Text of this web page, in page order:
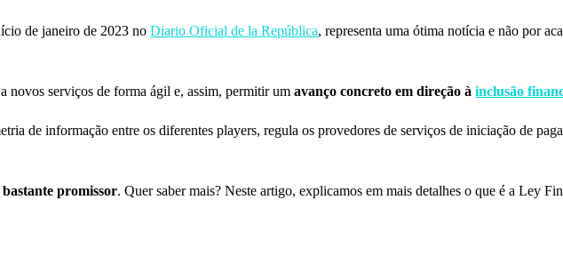
de janeiro de 2023 noDiario Oficial de la República, representa uma ótima notícia e não por
novos serviços de forma ágil e, assim, permitir umavanço concreto em direção àinclusão
de informação entre os diferentes players, regula os provedores de serviços de iniciação de
promissor. Quer saber mais? Neste artigo, explicamos em mais detalhes o que é a Ley